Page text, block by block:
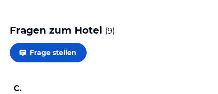
Fragen zum Hotel (9)
Frage stellen
C.